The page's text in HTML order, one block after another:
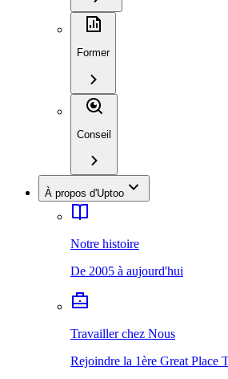
Former
Conseil
À propos d'Uptoo
Notre histoire
De 2005 à aujourd'hui
Travailler chez Nous
Rejoindre la 1ère Great Place